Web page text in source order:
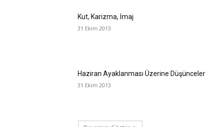
Kut, Karizma, İmaj
31 Ekim 2013
Haziran Ayaklanması Üzerine Düşünceler
31 Ekim 2013